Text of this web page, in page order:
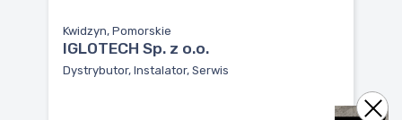
Kwidzyn, Pomorskie
IGLOTECH Sp. z o.o.
Dystrybutor, Instalator, Serwis